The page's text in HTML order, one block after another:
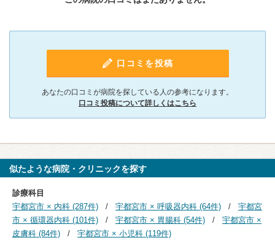
口コミを投稿
あなたの口コミが病院を探している人の参考になります。
口コミ投稿について詳しくはこちら
似たような病院・クリニックを探す
診療科目
宇都宮市 × 内科 (287件)
宇都宮市 × 呼吸器内科 (64件)
宇都宮
市 × 循環器内科 (101件)
宇都宮市 × 胃腸科 (54件)
宇都宮市 ×
皮膚科 (84件)
宇都宮市 × 小児科 (119件)